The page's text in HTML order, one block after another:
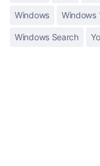
Windows Windows
Windows Search